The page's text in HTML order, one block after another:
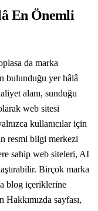
En Önemli
da marka
bulunduğu yer hâlâ
alanı, sunduğu
web sitesi
kullanıcılar için
resmi bilgi merkezi
sahip web siteleri, AI
Birçok marka
blog içeriklerine
sayfası,